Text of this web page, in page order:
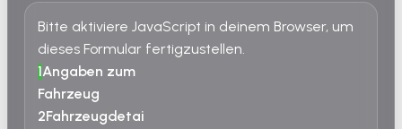
Bitte aktiviere JavaScript in deinem Browser, um
dieses Formular fertigzustellen.
1Angaben zum
Fahrzeug
2Fahrzeugdetai